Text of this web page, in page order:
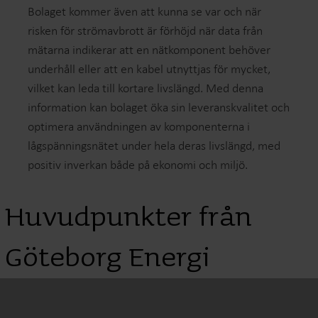
Bolaget kommer även att kunna se var och när
risken för strömavbrott är förhöjd när data från
mätarna indikerar att en nätkomponent behöver
underhåll eller att en kabel utnyttjas för mycket,
vilket kan leda till kortare livslängd. Med denna
information kan bolaget öka sin leveranskvalitet och
optimera användningen av komponenterna i
lågspänningsnätet under hela deras livslängd, med
positiv inverkan både på ekonomi och miljö.
Huvudpunkter från
Göteborg Energi